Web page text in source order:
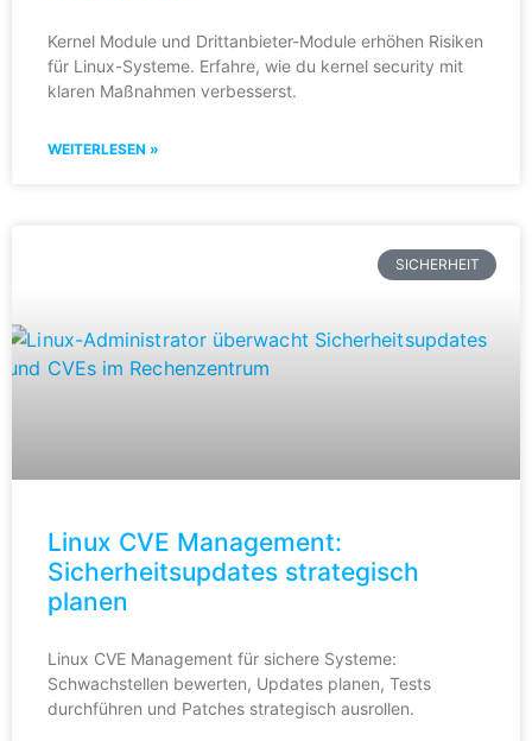
Kernel Module und Drittanbieter-Module erhöhen Risiken
für Linux-Systeme. Erfahre, wie du kernel security mit
klaren Maßnahmen verbesserst.
WEITERLESEN »
SICHERHEIT
Linux CVE Management:
Sicherheitsupdates strategisch
planen
Linux CVE Management für sichere Systeme:
Schwachstellen bewerten, Updates planen, Tests
durchführen und Patches strategisch ausrollen.